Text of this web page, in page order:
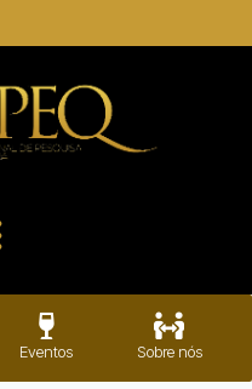
Eventos Sobre nós